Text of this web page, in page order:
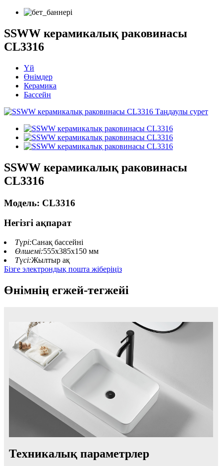
SSWW керамикалық раковинасы
CL3316
Үй
Өнімдер
Керамика
Бассейн
SSWW керамикалық раковинасы
CL3316
Модель: CL3316
Негізгі ақпарат
Түрі:Санақ бассейні
Өлшемі:555x385x150 мм
Түсі:Жылтыр ақ
Бізге электрондық пошта жіберіңіз
Өнімнің егжей-тегжейі
Техникалық параметрлер